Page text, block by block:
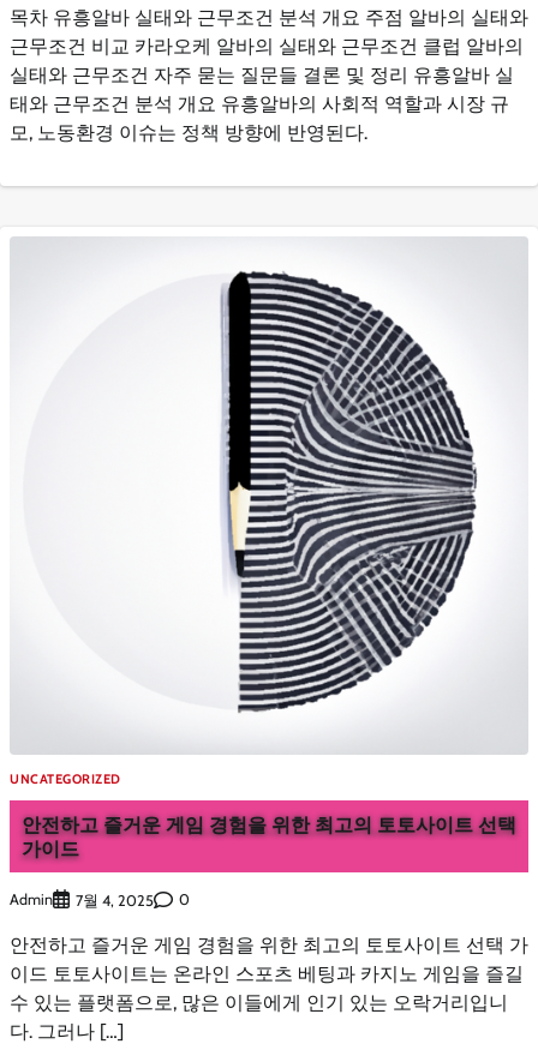
목차 유흥알바 실태와 근무조건 분석 개요 주점 알바의 실태와
근무조건 비교 카라오케 알바의 실태와 근무조건 클럽 알바의
실태와 근무조건 자주 묻는 질문들 결론 및 정리 유흥알바 실
태와 근무조건 분석 개요 유흥알바의 사회적 역할과 시장 규
모, 노동환경 이슈는 정책 방향에 반영된다.
UNCATEGORIZED
안전하고 즐거운 게임 경험을 위한 최고의 토토사이트 선택
가이드
Admin 7월 4, 2025 0
안전하고 즐거운 게임 경험을 위한 최고의 토토사이트 선택 가
이드 토토사이트는 온라인 스포츠 베팅과 카지노 게임을 즐길
수 있는 플랫폼으로, 많은 이들에게 인기 있는 오락거리입니
다. 그러나 […]